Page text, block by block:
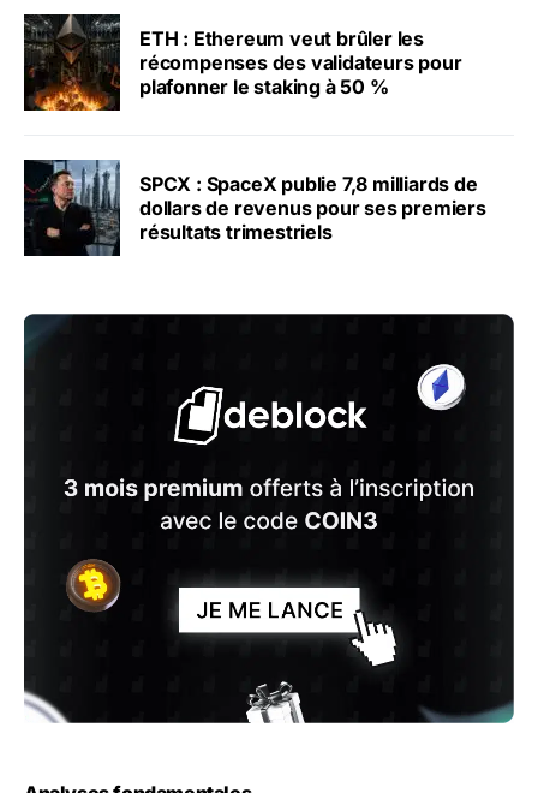
ETH : Ethereum veut brûler les
récompenses des validateurs pour
plafonner le staking à 50 %
SPCX : SpaceX publie 7,8 milliards de
dollars de revenus pour ses premiers
résultats trimestriels